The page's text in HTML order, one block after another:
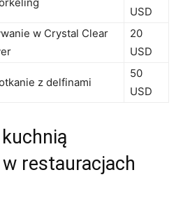
USD
w Crystal Clear
20
USD
z delfinami
50
USD
restauracjach